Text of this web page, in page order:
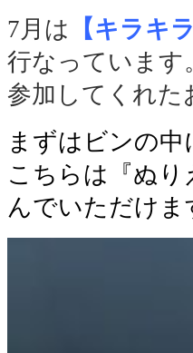
7月は 【キラキ
行なっています
参加してくれた
まずはビンの
こちらは『ぬ
んでいただけま